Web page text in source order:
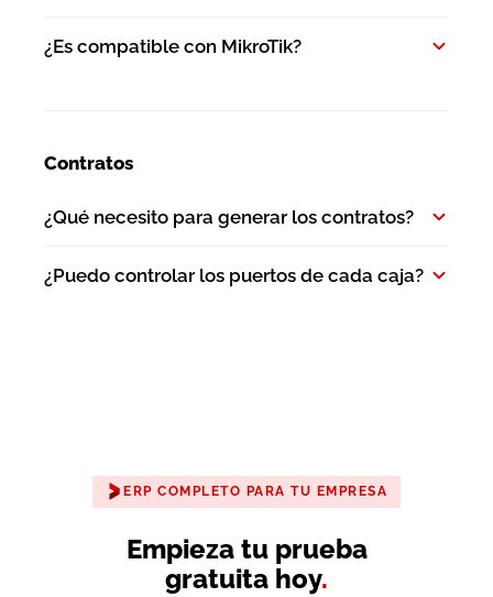
¿Es compatible con MikroTik?
Contratos
¿Qué necesito para generar los contratos?
¿Puedo controlar los puertos de cada caja?
ERP COMPLETO PARA TU EMPRESA
Empieza tu prueba
gratuita hoy.